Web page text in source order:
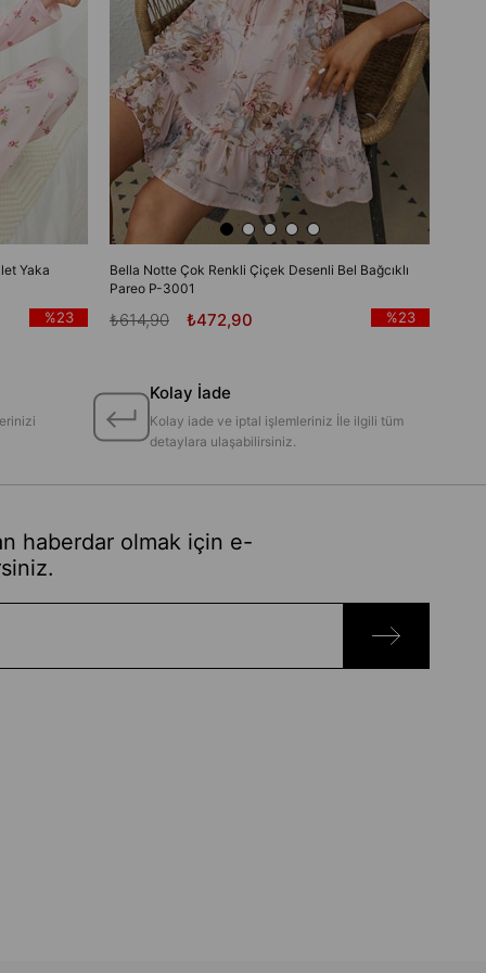
Yaka
%23
Bella Notte Çok Renkli Çiçek Desenli Bel Bağcıklı
Pareo P-3001
₺472,90
₺614,90 %23
Kolay İade
Kolay iade ve iptal işlemleriniz İle ilgili tüm
detaylara ulaşabilirsiniz.
haberdar olmak için e-